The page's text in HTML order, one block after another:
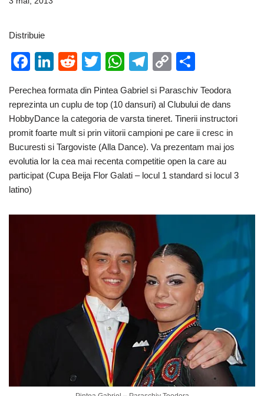
Distribuie
F
c
e
b
o
o
k
Li
k
e
dI
n
R
d
di
t
T
tt
er
W
at
s
A
p
p
T
e
gr
a
m
C
p
y
Li
n
k
ta
je
a
z
ă
Perechea formata din Pintea Gabriel si Paraschiv Teodora
reprezinta un cuplu de top (10 dansuri) al Clubului de dans
HobbyDance la categoria de varsta tineret. Tinerii instructori
promit foarte mult si prin viitorii campioni pe care ii cresc in
Bucuresti si Targoviste (Alla Dance). Va prezentam mai jos
evolutia lor la cea mai recenta competitie open la care au
participat (Cupa Beija Flor Galati – locul 1 standard si locul 3
latino)